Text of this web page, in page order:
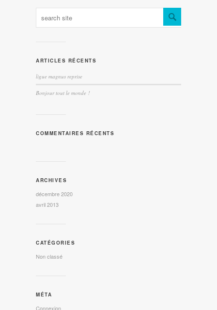
ARTICLES RÉCENTS
ligue magnus reprise
Bonjour tout le monde !
COMMENTAIRES RÉCENTS
ARCHIVES
décembre 2020
avril 2013
CATÉGORIES
Non classé
MÉTA
Connexion